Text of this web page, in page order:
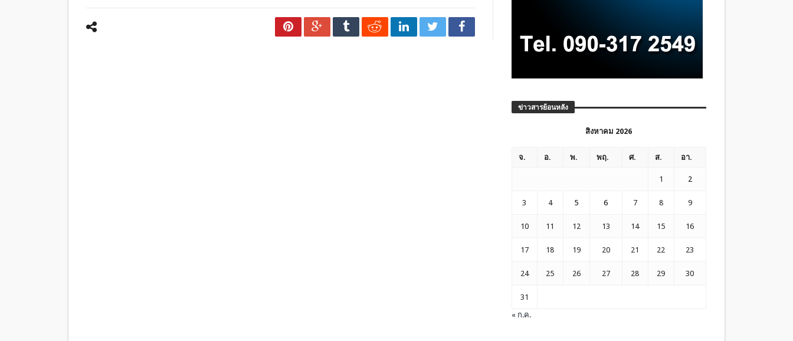
ข่าวสารย้อนหลัง
สิงหาคม 2026
จ. อ. พ. พฤ. ศ. ส. อา.
1 2
3 4 5 6 7 8 9
10 11 12 13 14 15 16
17 18 19 20 21 22 23
24 25 26 27 28 29 30
31
« ก.ค.